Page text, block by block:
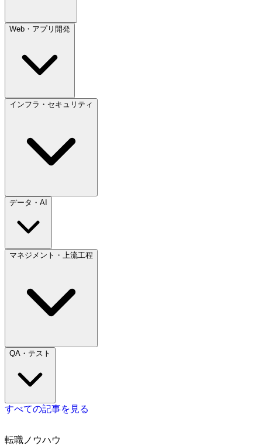
Web・アプリ開発
インフラ・セキュリティ
データ・AI
マネジメント・上流工程
QA・テスト
すべての記事を見る
転職ノウハウ